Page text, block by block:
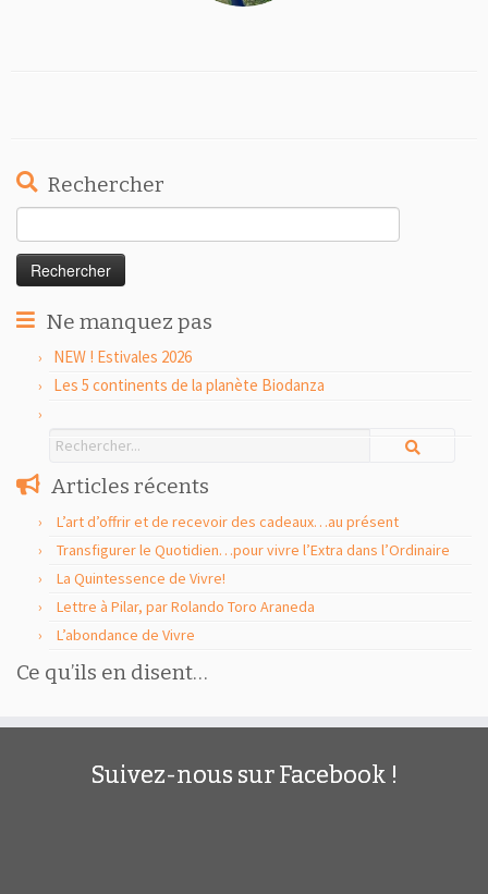
Rechercher
Ne manquez pas
NEW ! Estivales 2026
Les 5 continents de la planète Biodanza
Articles récents
L’art d’offrir et de recevoir des cadeaux…au présent
Transfigurer le Quotidien…pour vivre l’Extra dans l’Ordinaire
La Quintessence de Vivre!
Lettre à Pilar, par Rolando Toro Araneda
L’abondance de Vivre
Ce qu’ils en disent…
Suivez-nous sur Facebook !